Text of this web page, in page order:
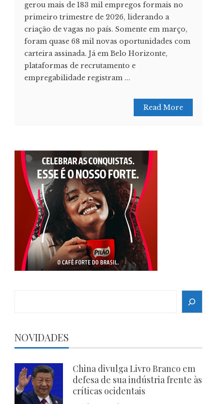
gerou mais de 183 mil empregos formais no
primeiro trimestre de 2026, liderando a
criação de vagas no país. Somente em março,
foram quase 68 mil novas oportunidades com
carteira assinada. Já em Belo Horizonte,
plataformas de recrutamento e
empregabilidade registram ...
Read More
NOVIDADES
China divulga Livro Branco em
defesa de sua indústria frente às
críticas ocidentais